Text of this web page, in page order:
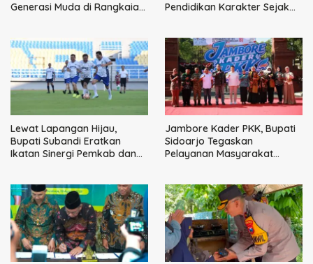
Generasi Muda di Rangkaian
Pendidikan Karakter Sejak
Lewat Lapangan Hijau,
Bupati Subandi Eratkan
Ikatan Sinergi Pemkab dan
Jambore Kader PKK, Bupati
Sidoarjo Tegaskan
Pelayanan Masyarakat